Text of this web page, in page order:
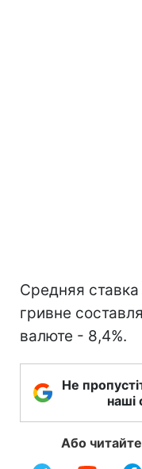
Средняя
гривне
валюте - 8,4%.
Не
наші
Або